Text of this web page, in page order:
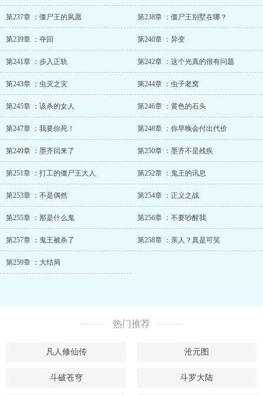
第237章 ：僵尸王的夙愿 第238章 ：僵尸王别墅在哪？
第239章 ：夺回 第240章 ：异变
第241章 ：步入正轨 第242章 ：这个光真的很有问题
第243章 ：虫灭之灾 第244章 ：虫子老窝
第245章 ：该杀的女人 第246章 ：黄色的石头
第247章 ：我要你死！ 第248章 ：你早晚会付出代价
第249章 ：墨齐回来了 第250章 ：墨齐不是残疾
第251章 ：打工的僵尸王大人 第252章 ：鬼王的讯息
第253章 ：不是偶然 第254章 ：正义之战
第255章 ：那是什么鬼 第256章 ：不要吵醒我
第257章 ：鬼王被杀了 第258章 ：亲人？真是可笑
第259章 ：大结局
热门推荐
凡人修仙传 沧元图
斗破苍穹 斗罗大陆